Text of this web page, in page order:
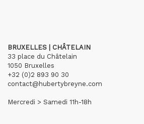
BRUXELLES | CHÂTELAIN
33 place du Châtelain
1050 Bruxelles
+32 (0)2 893 90 30
contact@hubertybreyne.com
Mercredi > Samedi 11h-18h